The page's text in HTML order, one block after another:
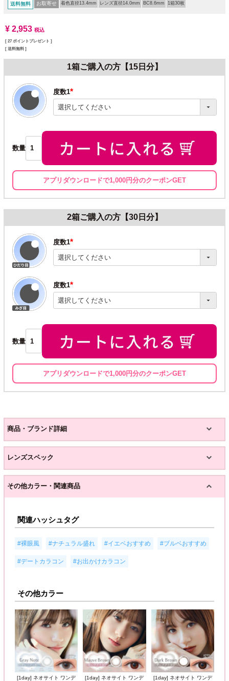
送料無料 お取寄せ 着色直径13.4mm レンズ直径14.0mm BC8.6mm 1箱30枚
¥ 2,953 税込
[ 27 ポイントプレゼント ]
送料無料
1箱ご購入の方【15日分】
度数1
(必
須)
数量
アプリダウンロードで1,000円分のクーポンGET
2箱ご購入の方【30日分】
度数1
(必
須)
度数1
(必
須)
数量
アプリダウンロードで1,000円分のクーポンGET
商品・ブランド詳細
レンズスペック
その他カラー・関連商品
関連ハッシュタグ
#裸眼風 #ナチュラル盛れ #イエベおすすめ #ブルベおすすめ
#デートカラコン #お出かけカラコン
その他カラー
[1day] ネオサイト ワンデ
[1day] ネオサイト ワンデ
[1day] ネオサイト ワンデ